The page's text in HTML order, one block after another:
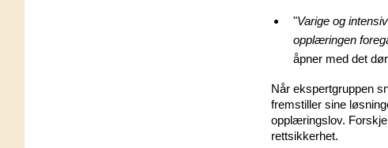
"Varige og
opplæringen
åpner med det
Når ekspertgruppen
fremstiller sine
opplæringslov.
rettsikkerhet.